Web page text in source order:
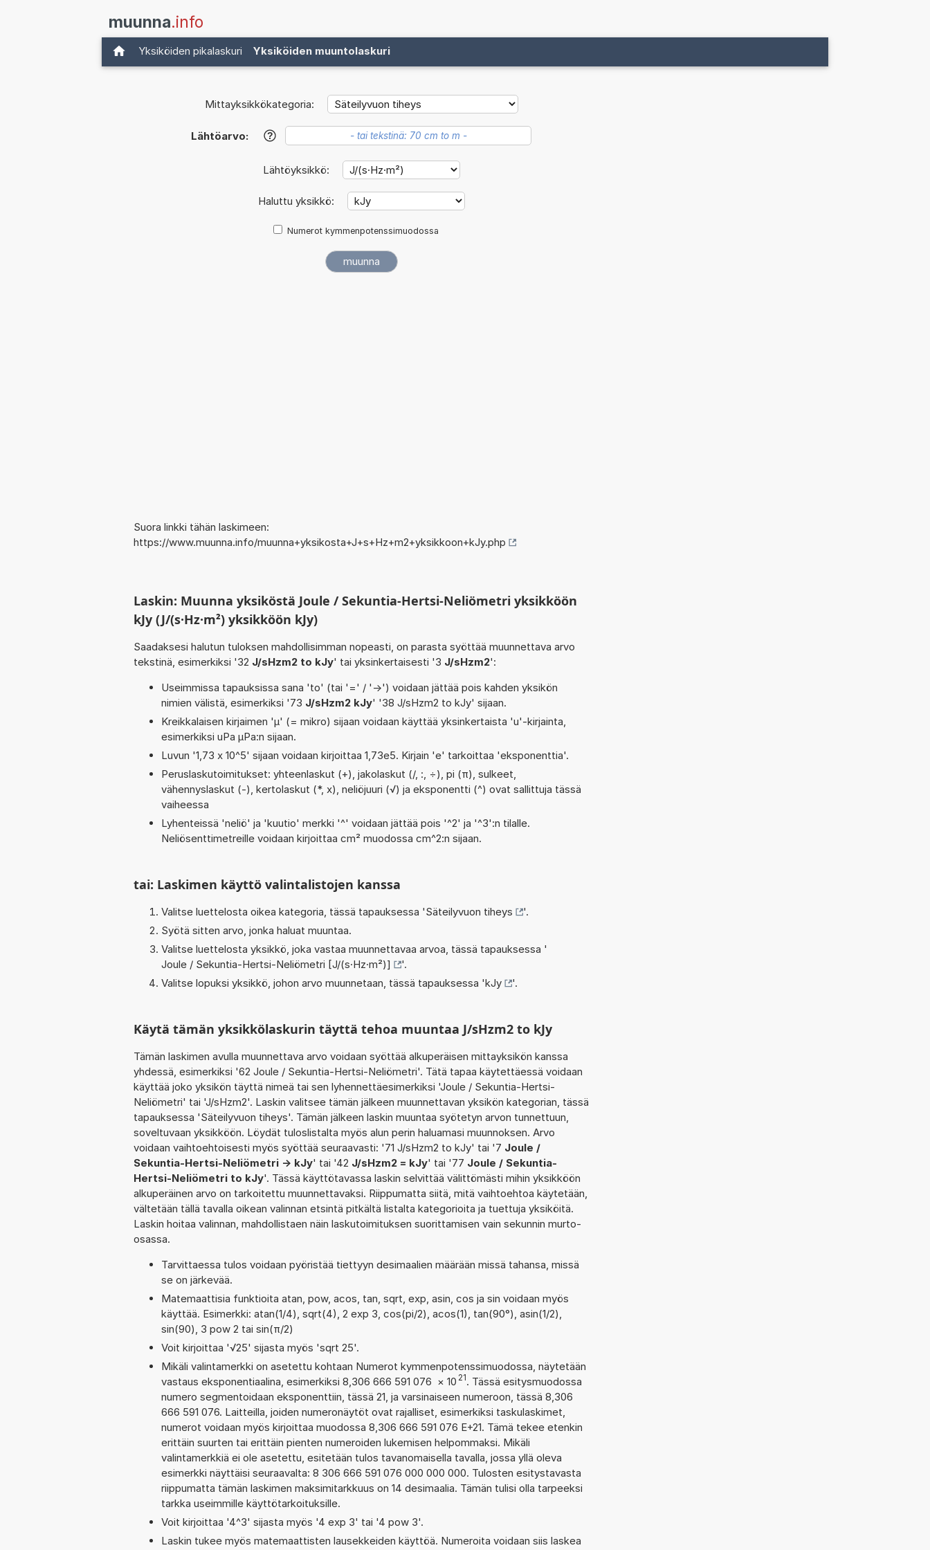
muunna.info
Yksiköiden pikalaskuri Yksiköiden muuntolaskuri
Mittayksikkökategoria:
Lähtöarvo: ?
Lähtöyksikkö:
Haluttu yksikkö:
Numerot kymmenpotenssimuodossa
Suora linkki tähän laskimeen:
https://www.muunna.info/muunna+yksikosta+J+s+Hz+m2+yksikkoon+kJy.php
Laskin: Muunna yksiköstä Joule / Sekuntia-Hertsi-Neliömetri yksikköön
kJy (J/(s·Hz·m²) yksikköön kJy)
Saadaksesi halutun tuloksen mahdollisimman nopeasti, on parasta syöttää muunnettava arvo
tekstinä, esimerkiksi '32 J/sHzm2 to kJy' tai yksinkertaisesti '3 J/sHzm2':
Useimmissa tapauksissa sana 'to' (tai '=' / '->') voidaan jättää pois kahden yksikön
nimien välistä, esimerkiksi '73 J/sHzm2 kJy' '38 J/sHzm2 to kJy' sijaan.
Kreikkalaisen kirjaimen 'µ' (= mikro) sijaan voidaan käyttää yksinkertaista 'u'-kirjainta,
esimerkiksi uPa µPa:n sijaan.
Luvun '1,73 x 10^5' sijaan voidaan kirjoittaa 1,73e5. Kirjain 'e' tarkoittaa 'eksponenttia'.
Peruslaskutoimitukset: yhteenlaskut (+), jakolaskut (/, :, ÷), pi (π), sulkeet,
vähennyslaskut (-), kertolaskut (*, x), neliöjuuri (√) ja eksponentti (^) ovat sallittuja tässä
vaiheessa
Lyhenteissä 'neliö' ja 'kuutio' merkki '^' voidaan jättää pois '^2' ja '^3':n tilalle.
Neliösenttimetreille voidaan kirjoittaa cm² muodossa cm^2:n sijaan.
tai: Laskimen käyttö valintalistojen kanssa
Valitse luettelosta oikea kategoria, tässä tapauksessa 'Säteilyvuon tiheys
'.
Syötä sitten arvo, jonka haluat muuntaa.
Valitse luettelosta yksikkö, joka vastaa muunnettavaa arvoa, tässä tapauksessa '
Joule / Sekuntia-Hertsi-Neliömetri [J/(s·Hz·m²)]
'.
Valitse lopuksi yksikkö, johon arvo muunnetaan, tässä tapauksessa 'kJy '.
Käytä tämän yksikkölaskurin täyttä tehoa muuntaa J/sHzm2 to kJy
Tämän laskimen avulla muunnettava arvo voidaan syöttää alkuperäisen mittayksikön kanssa
yhdessä, esimerkiksi '62 Joule / Sekuntia-Hertsi-Neliömetri'. Tätä tapaa käytettäessä voidaan
käyttää joko yksikön täyttä nimeä tai sen lyhennettäesimerkiksi 'Joule / Sekuntia-Hertsi-
Neliömetri' tai 'J/sHzm2'. Laskin valitsee tämän jälkeen muunnettavan yksikön kategorian, tässä
tapauksessa 'Säteilyvuon tiheys'. Tämän jälkeen laskin muuntaa syötetyn arvon tunnettuun,
soveltuvaan yksikköön. Löydät tuloslistalta myös alun perin haluamasi muunnoksen. Arvo
voidaan vaihtoehtoisesti myös syöttää seuraavasti: '71 J/sHzm2 to kJy' tai '7 Joule /
Sekuntia-Hertsi-Neliömetri -> kJy' tai '42 J/sHzm2 = kJy' tai '77 Joule / Sekuntia-
Hertsi-Neliömetri to kJy'. Tässä käyttötavassa laskin selvittää välittömästi mihin yksikköön
alkuperäinen arvo on tarkoitettu muunnettavaksi. Riippumatta siitä, mitä vaihtoehtoa käytetään,
vältetään tällä tavalla oikean valinnan etsintä pitkältä listalta kategorioita ja tuettuja yksiköitä.
Laskin hoitaa valinnan, mahdollistaen näin laskutoimituksen suorittamisen vain sekunnin murto-
osassa.
Tarvittaessa tulos voidaan pyöristää tiettyyn desimaalien määrään missä tahansa, missä
se on järkevää.
Matemaattisia funktioita atan, pow, acos, tan, sqrt, exp, asin, cos ja sin voidaan myös
käyttää. Esimerkki: atan(1/4), sqrt(4), 2 exp 3, cos(pi/2), acos(1), tan(90°), asin(1/2),
sin(90), 3 pow 2 tai sin(π/2)
Voit kirjoittaa '√25' sijasta myös 'sqrt 25'.
Mikäli valintamerkki on asetettu kohtaan Numerot kymmenpotenssimuodossa, näytetään
vastaus eksponentiaalina, esimerkiksi 8,306 666 591 076 × 10 21. Tässä esitysmuodossa
numero segmentoidaan eksponenttiin, tässä 21, ja varsinaiseen numeroon, tässä 8,306
666 591 076. Laitteilla, joiden numeronäytöt ovat rajalliset, esimerkiksi taskulaskimet,
numerot voidaan myös kirjoittaa muodossa 8,306 666 591 076 E+21. Tämä tekee etenkin
erittäin suurten tai erittäin pienten numeroiden lukemisen helpommaksi. Mikäli
valintamerkkiä ei ole asetettu, esitetään tulos tavanomaisella tavalla, jossa yllä oleva
esimerkki näyttäisi seuraavalta: 8 306 666 591 076 000 000 000. Tulosten esitystavasta
riippumatta tämän laskimen maksimitarkkuus on 14 desimaalia. Tämän tulisi olla tarpeeksi
tarkka useimmille käyttötarkoituksille.
Voit kirjoittaa '4^3' sijasta myös '4 exp 3' tai '4 pow 3'.
Laskin tukee myös matemaattisten lausekkeiden käyttöä. Numeroita voidaan siis laskea